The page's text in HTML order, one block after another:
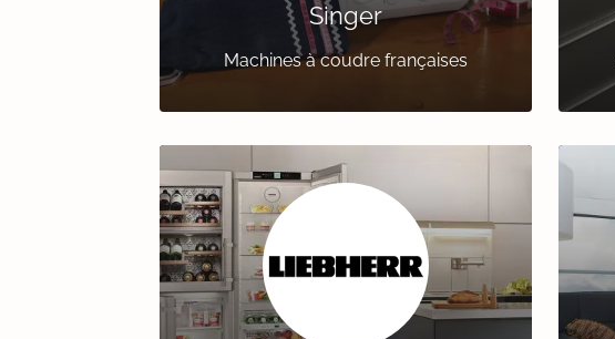
Singer
Machines à coudre françaises